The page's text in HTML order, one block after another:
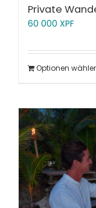
Private
60 000 XPF
Optionen